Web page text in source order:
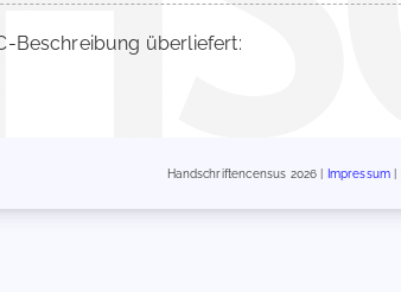
Beschreibung überliefert:
Handschriftencensus 2026 | Impressum